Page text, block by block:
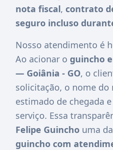
nota fiscal, contrato
seguro incluso
Nosso atendimento é
Ao acionar o guincho
— Goiânia - GO, o
solicitação, o nome
estimado de chegada
serviço. Essa
Felipe Guincho uma
guincho com